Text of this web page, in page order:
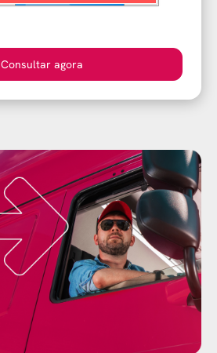
Consultar agora